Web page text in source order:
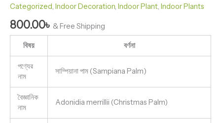
Categorized, Indoor Decoration, Indoor Plant, Indoor Plants
800.00৳ & Free Shipping
বিষয় বর্ণনা
পণ্যের
নাম
সাম্পিয়ানা পাম (Sampiana Palm)
বৈজ্ঞানিক
নাম
Adonidia merrillii (Christmas Palm)